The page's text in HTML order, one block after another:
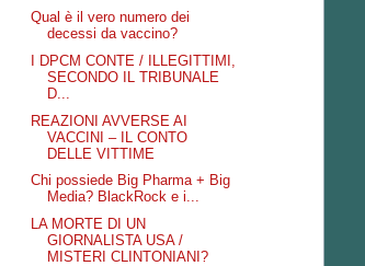
Qual è il vero numero dei
decessi da vaccino?
I DPCM CONTE / ILLEGITTIMI,
SECONDO IL TRIBUNALE
D...
REAZIONI AVVERSE AI
VACCINI – IL CONTO
DELLE VITTIME
Chi possiede Big Pharma + Big
Media? BlackRock e i...
LA MORTE DI UN
GIORNALISTA USA /
MISTERI CLINTONIANI?